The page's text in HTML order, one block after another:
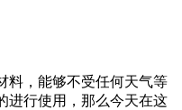
料，能够不受任何天气等
进行使用，那么今天在这